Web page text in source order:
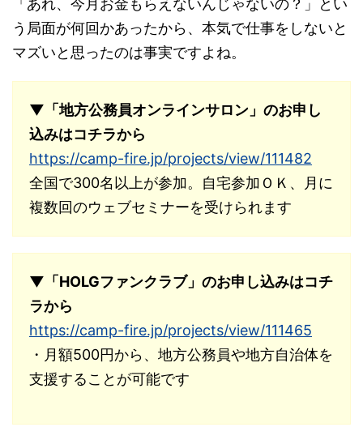
「あれ、今月お金もらえないんじゃないの？」とい
う局面が何回かあったから、本気で仕事をしないと
マズいと思ったのは事実ですよね。
▼「地方公務員オンラインサロン」のお申し
込みはコチラから
https://camp-fire.jp/projects/view/111482
全国で300名以上が参加。自宅参加ＯＫ、月に
複数回のウェブセミナーを受けられます
▼「HOLGファンクラブ」のお申し込みはコチ
ラから
https://camp-fire.jp/projects/view/111465
・月額500円から、地方公務員や地方自治体を
支援することが可能です